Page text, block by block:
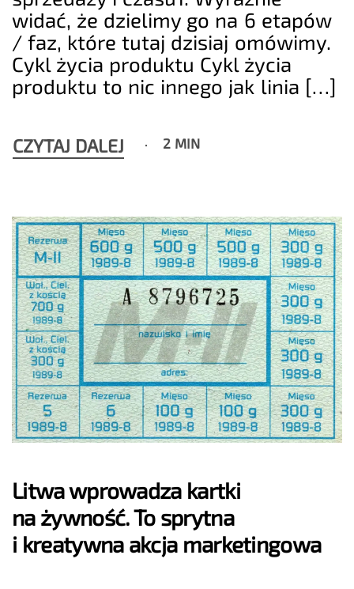
widać, że dzielimy go na 6 etapów
/ faz, które tutaj dzisiaj omówimy.
Cykl życia produktu Cykl życia
produktu to nic innego jak linia […]
CZYTAJ DALEJ 2 MIN
Litwa wprowadza kartki
na żywność. To sprytna
i kreatywna akcja marketingowa